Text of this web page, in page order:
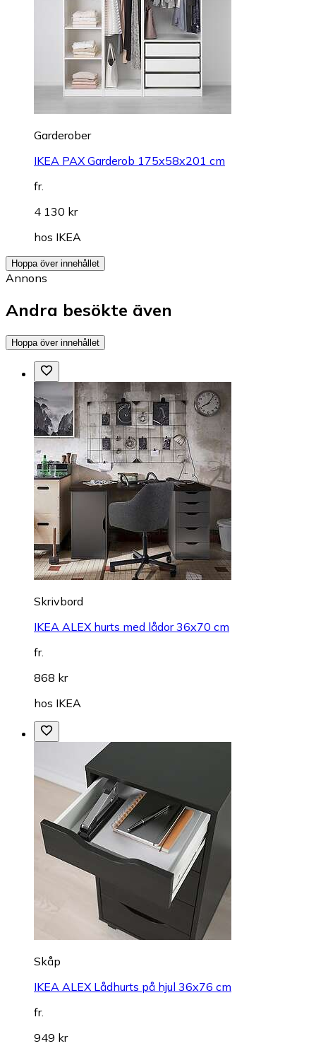
Garderober
IKEA PAX Garderob 175x58x201 cm
fr.
4 130 kr
hos IKEA
Hoppa över innehållet
Annons
Andra besökte även
Hoppa över innehållet
Skrivbord
IKEA ALEX hurts med lådor 36x70 cm
fr.
868 kr
hos IKEA
Skåp
IKEA ALEX Lådhurts på hjul 36x76 cm
fr.
949 kr